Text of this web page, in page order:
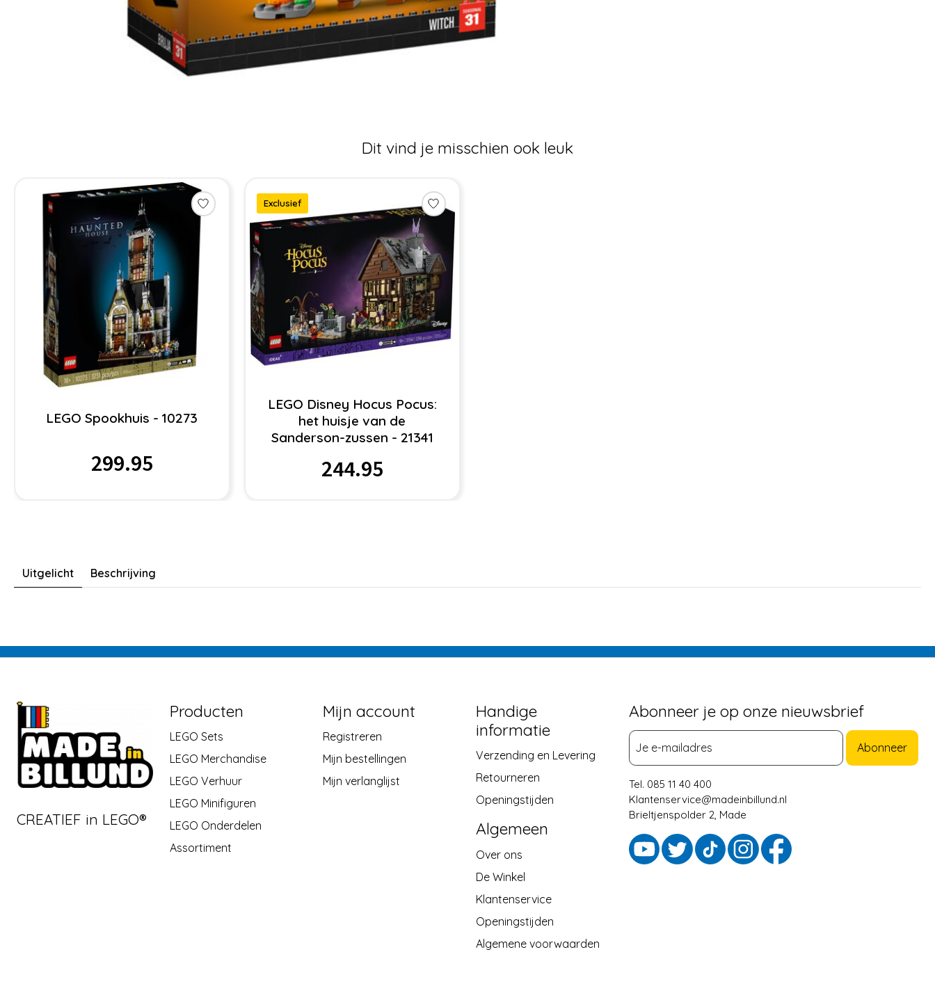
Dit vind je misschien ook leuk
Items van productcarrousel
LEGO Spookhuis - 10273
299.95
Exclusief
LEGO Disney Hocus Pocus:
het huisje van de
Sanderson-zussen - 21341
244.95
Uitgelicht Beschrijving
CREATIEF in LEGO®
Producten
LEGO Sets
LEGO Merchandise
LEGO Verhuur
LEGO Minifiguren
LEGO Onderdelen
Assortiment
Mijn account
Registreren
Mijn bestellingen
Mijn verlanglijst
Handige
informatie
Verzending en Levering
Retourneren
Openingstijden
Algemeen
Over ons
De Winkel
Klantenservice
Openingstijden
Algemene voorwaarden
Abonneer je op onze nieuwsbrief
Abonneer
Tel. 085 11 40 400
Klantenservice@madeinbillund.nl
Brieltjenspolder 2, Made